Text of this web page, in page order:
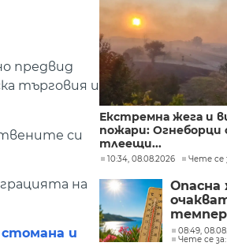
предвид
търговия и
си
на
и
Екстремна жега и
пожари: Огнеборци
тлеещи...
10:34, 08.08.2026 Чете се
Опасна
не са
08:49,
Чете се